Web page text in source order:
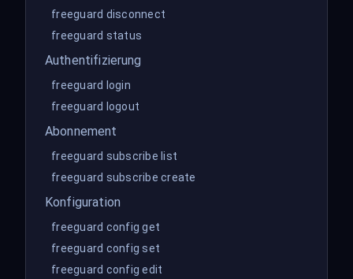
freeguard disconnect
freeguard status
Authentifizierung
freeguard login
freeguard logout
Abonnement
freeguard subscribe list
freeguard subscribe create
Konfiguration
freeguard config get
freeguard config set
freeguard config edit